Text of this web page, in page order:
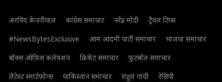
अरविंद केजरीवाल कांग्रेस समाचार नरेंद्र मोदी
ट्रैवल टिप्स
#NewsBytesExclusive
आम आदमी पार्टी समाचार
भाजपा समाचार
बॉक्स ऑफिस कलेक्शन
क्रिकेट समाचार
फुटबॉल समाचार
लेटेस्ट स्मार्टफोन्स
पाकिस्तान समाचार राहुल गांधी रेसिपी